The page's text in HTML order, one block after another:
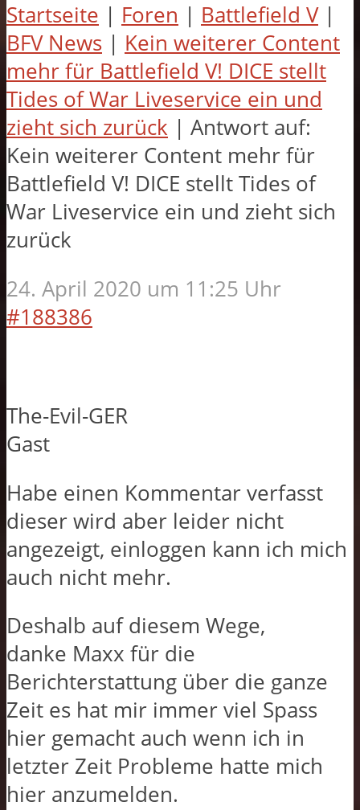
Startseite | Foren | Battlefield V |
BFV News | Kein weiterer Content
mehr für Battlefield V! DICE stellt
Tides of War Liveservice ein und
zieht sich zurück | Antwort auf:
Kein weiterer Content mehr für
Battlefield V! DICE stellt Tides of
War Liveservice ein und zieht sich
zurück
24. April 2020 um 11:25 Uhr
#188386
The-Evil-GER
Gast
Habe einen Kommentar verfasst
dieser wird aber leider nicht
angezeigt, einloggen kann ich mich
auch nicht mehr.
Deshalb auf diesem Wege,
danke Maxx für die
Berichterstattung über die ganze
Zeit es hat mir immer viel Spass
hier gemacht auch wenn ich in
letzter Zeit Probleme hatte mich
hier anzumelden.